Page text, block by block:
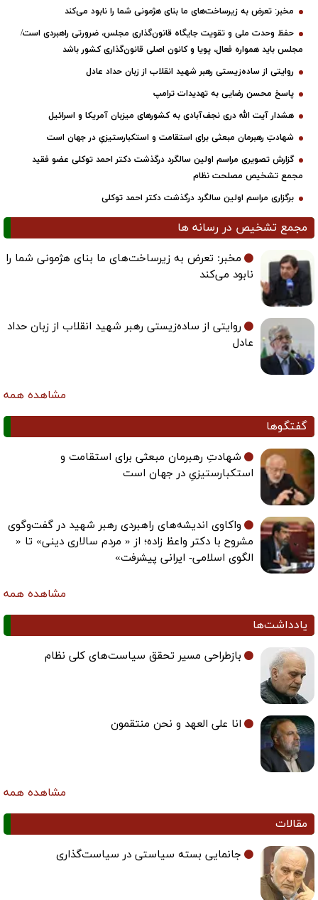
مخبر: تعرض به زیرساخت‌های ما بنای هژمونی شما را نابود می‌کند
حفظ وحدت ملی و تقویت جایگاه قانون‌گذاری مجلس، ضرورتی راهبردی است/
مجلس باید همواره فعال، پویا و کانون اصلی قانون‌گذاری کشور باشد
روایتی از ساده‌زیستی رهبر شهید انقلاب از زبان حداد عادل
پاسخ محسن رضایی به تهدیدات ترامپ
هشدار آیت الله دری نجف‌آبادی به کشورهای میزبان آمریکا و اسرائیل
شهادتِ رهبرمان مبعثی برای استقامت و استکبارستیزیِ در جهان است
گزارش تصویری مراسم اولین سالگرد درگذشت دکتر احمد توکلی عضو فقید
مجمع تشخیص مصلحت نظام
برگزاری مراسم اولین سالگرد درگذشت دکتر احمد توکلی
مجمع تشخیص در رسانه ها
مخبر: تعرض به زیرساخت‌های ما بنای هژمونی شما را
نابود می‌کند
روایتی از ساده‌زیستی رهبر شهید انقلاب از زبان حداد
عادل
مشاهده همه
گفتگوها
شهادتِ رهبرمان مبعثی برای استقامت و
استکبارستیزیِ در جهان است
واکاوی اندیشه‌های راهبردی رهبر شهید در گفت‌وگوی
مشروح با دکتر واعظ زاده؛ از « مردم سالاری دینی» تا «
الگوی اسلامی- ایرانی پیشرفت»
مشاهده همه
یادداشت‌ها
بازطراحی مسیر تحقق سیاست‌های کلی نظام
انا علی العهد و نحن منتقمون
مشاهده همه
مقالات
جانمایی بسته سیاستی در سیاست‌گذاری